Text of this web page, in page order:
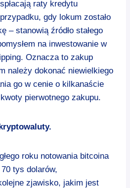
raty kredytu
gdy lokum zostało
– stanowią źródło stałego
na inwestowanie w
Oznacza to zakup
należy dokonać niewielkiego
go w cenie o kilkanaście
pierwotnego zakupu.
roku notowania bitcoina
tys dolarów,
zjawisko, jakim jest